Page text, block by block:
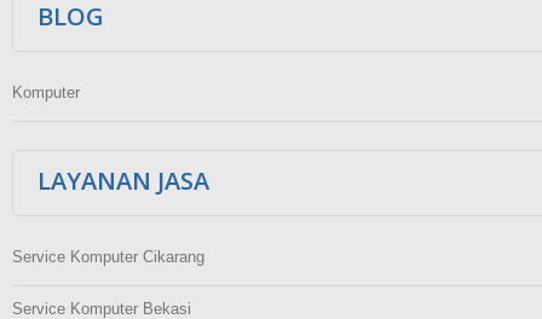
BLOG
Komputer
LAYANAN JASA
Service Komputer Cikarang
Service Komputer Bekasi